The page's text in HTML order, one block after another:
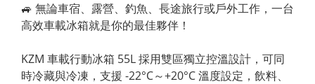
🚙 無論車宿、露營、釣魚、長途旅行或戶外工作，一台
高效車載冰箱就是你的最佳夥伴！
KZM 車載行動冰箱 55L 採用雙區獨立控溫設計，可同
時冷藏與冷凍，支援 -22°C～+20°C 溫度設定，飲料、